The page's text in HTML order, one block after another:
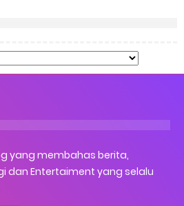
yang membahas berita,
dan Entertaiment yang selalu